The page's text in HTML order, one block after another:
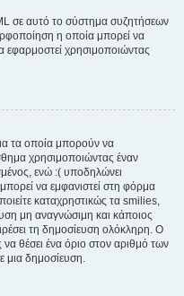
σε αυτό το σύστημα συζητήσεων
η οποία μπορεί να
εφαρμοστεί χρησιμοποιώντας
τα οποία μπορούν να
χρησιμοποιώντας έναν
ενώ :( υποδηλώνει
να εμφανιστεί στη φόρμα
καταχρηστικώς τα smilies,
μη αναγνώσιμη και κάποιος
τη δημοσίευση ολόκληρη. Ο
θέσει ένα όριο στον αριθμό των
μια δημοσίευση.